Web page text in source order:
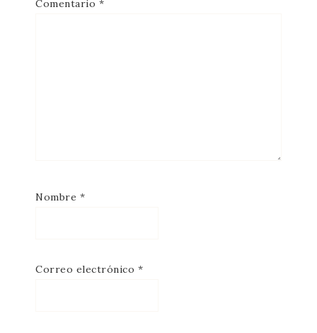
Comentario *
Nombre *
Correo electrónico *